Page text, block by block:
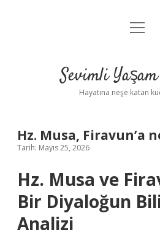
Anasayfa
Yasal
menüyü
Sevimli
Hayatına neşe katan
Hz. Musa, Firavun’a
Tarih: Mayıs 25, 2026
Hz. Musa ve
Bir Diyaloğun
Analizi